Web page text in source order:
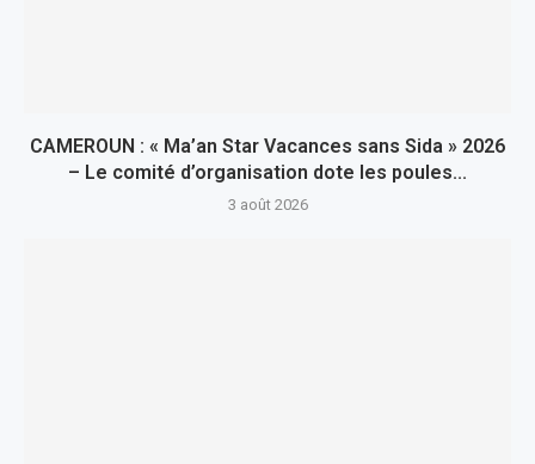
CAMEROUN : « Ma’an Star Vacances sans Sida » 2026
– Le comité d’organisation dote les poules...
3 août 2026